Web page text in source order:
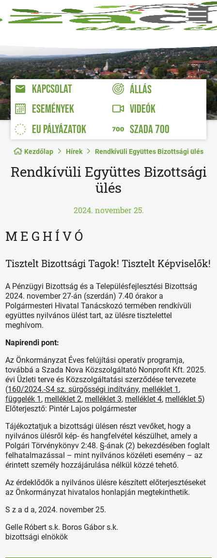
KAPCSOLAT
ÁLLÁS
ESEMÉNYEK
VIDEÓK
EU PÁLYÁZATOK
SZADA 700
Kezdőlap Hírek Rendkívüli Együttes Bizottsági ülés
Rendkívüli Együttes Bizottsági
ülés
2024. november 25.
M E G H Í V Ó
Tisztelt Bizottsági Tagok! Tisztelt Képviselők!
A Pénzügyi Bizottság és a Településfejlesztési Bizottság
2024. november 27-án (szerdán) 7.40 órakor a
Polgármesteri Hivatal Tanácskozó termében rendkívüli
együttes nyilvános ülést tart, az ülésre tisztelettel
meghívom.
Napirendi pont:
Az Önkormányzat Éves felújítási operatív programja,
továbbá a Szada Nova Közszolgáltató Nonprofit Kft. 2025.
évi Üzleti terve és Közszolgáltatási szerződése tervezete
(160/2024.-S4 sz. sürgősségi indítvány, melléklet 1 ,
függelék 1 , melléklet 2, melléklet 3, melléklet 4, melléklet 5)
Előterjesztő: Pintér Lajos polgármester
Tájékoztatjuk a bizottsági ülésen részt vevőket, hogy a
nyilvános ülésről kép- és hangfelvétel készülhet, amely a
Polgári Törvénykönyv 2:48. §-ának (2) bekezdésében foglalt
felhatalmazással – mint nyilvános közéleti esemény – az
érintett személy hozzájárulása nélkül közzé tehető.
Az érdeklődők a nyilvános ülésre készített előterjesztéseket
az Önkormányzat hivatalos honlapján megtekinthetik.
S z a d a, 2024. november 25.
Gelle Róbert s.k. Boros Gábor s.k.
bizottsági elnökök